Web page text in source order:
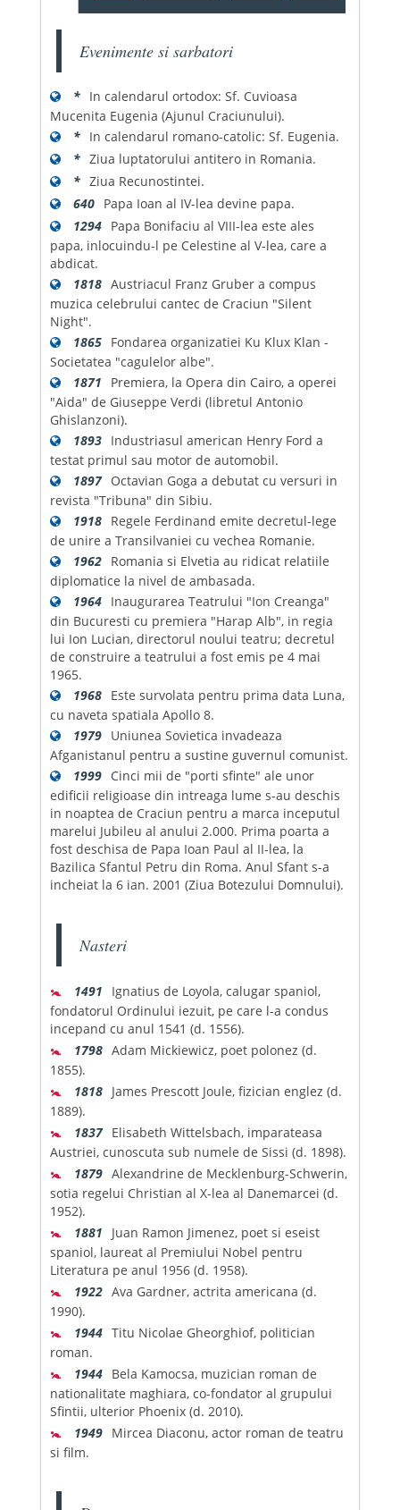
Evenimente si sarbatori
* In calendarul ortodox: Sf. Cuvioasa
Mucenita Eugenia (Ajunul Craciunului).
* In calendarul romano-catolic: Sf. Eugenia.
* Ziua luptatorului antitero in Romania.
* Ziua Recunostintei.
640 Papa Ioan al IV-lea devine papa.
1294 Papa Bonifaciu al VIII-lea este ales
papa, inlocuindu-l pe Celestine al V-lea, care a
abdicat.
1818 Austriacul Franz Gruber a compus
muzica celebrului cantec de Craciun "Silent
Night".
1865 Fondarea organizatiei Ku Klux Klan -
Societatea "cagulelor albe".
1871
Premiera, la Opera din Cairo, a operei
"Aida" de Giuseppe Verdi (libretul Antonio
Ghislanzoni).
1893 Industriasul american Henry Ford a
testat primul sau motor de automobil.
1897 Octavian Goga a debutat cu versuri in
revista "Tribuna" din Sibiu.
1918 Regele Ferdinand emite decretul-lege
de unire a Transilvaniei cu vechea Romanie.
1962 Romania si Elvetia au ridicat relatiile
diplomatice la nivel de ambasada.
1964 Inaugurarea Teatrului "Ion Creanga"
din Bucuresti cu premiera "Harap Alb", in regia
lui Ion Lucian, directorul noului teatru; decretul
de construire a teatrului a fost emis pe 4 mai
1965.
1968 Este survolata pentru prima data Luna,
cu naveta spatiala Apollo 8.
1979 Uniunea Sovietica invadeaza
Afganistanul pentru a sustine guvernul comunist.
1999 Cinci mii de "porti sfinte" ale unor
edificii religioase din intreaga lume s-au deschis
in noaptea de Craciun pentru a marca inceputul
marelui Jubileu al anului 2.000. Prima poarta a
fost deschisa de Papa Ioan Paul al II-lea, la
Bazilica Sfantul Petru din Roma. Anul Sfant s-a
incheiat la 6 ian. 2001 (Ziua Botezului Domnului).
Nasteri
🚼 1491
Ignatius de Loyola, calugar spaniol,
fondatorul Ordinului iezuit, pe care l-a condus
incepand cu anul 1541 (d. 1556).
🚼 1798 Adam Mickiewicz, poet polonez (d.
1855).
🚼 1818 James Prescott Joule, fizician englez (d.
1889).
🚼 1837 Elisabeth Wittelsbach, imparateasa
Austriei, cunoscuta sub numele de Sissi (d. 1898).
🚼 1879 Alexandrine de Mecklenburg-Schwerin,
sotia regelui Christian al X-lea al Danemarcei (d.
1952).
🚼 1881
Juan Ramon Jimenez, poet si eseist
spaniol, laureat al Premiului Nobel pentru
Literatura pe anul 1956 (d. 1958).
🚼 1922 Ava Gardner, actrita americana (d.
1990).
🚼 1944 Titu Nicolae Gheorghiof, politician
roman.
🚼 1944 Bela Kamocsa, muzician roman de
nationalitate maghiara, co-fondator al grupului
Sfintii, ulterior Phoenix (d. 2010).
🚼 1949 Mircea Diaconu, actor roman de teatru
si film.